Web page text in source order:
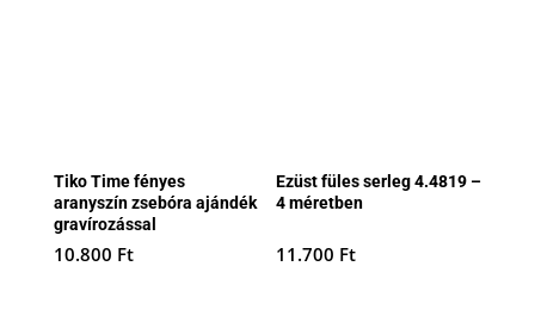
Tiko Time fényes
aranyszín zsebóra ajándék
gravírozással
10.800 Ft
Ezüst füles serleg 4.4819 –
4 méretben
11.700 Ft